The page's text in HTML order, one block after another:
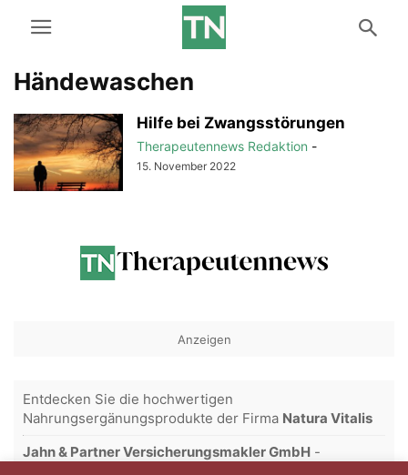
Händewaschen
Hilfe bei Zwangsstörungen
Therapeutennews Redaktion -
15. November 2022
Anzeigen
Entdecken Sie die hochwertigen
Nahrungsergänungsprodukte der Firma Natura Vitalis
Jahn & Partner Versicherungsmakler GmbH -